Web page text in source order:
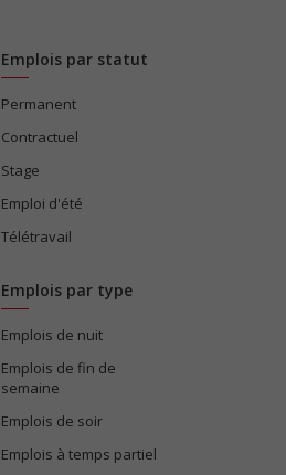
Emplois par statut
Permanent
Contractuel
Stage
Emploi d'été
Télétravail
Emplois par type
Emplois de nuit
Emplois de fin de
semaine
Emplois de soir
Emplois à temps partiel